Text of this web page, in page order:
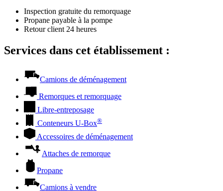
Inspection gratuite du remorquage
Propane payable à la pompe
Retour client 24 heures
Services dans cet établissement :
Camions de déménagement
Remorques et remorquage
Libre-entreposage
Conteneurs U-Box®
Accessoires de déménagement
Attaches de remorque
Propane
Camions à vendre